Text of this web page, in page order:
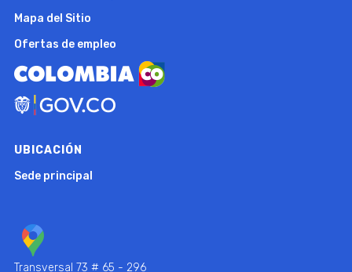
Mapa del Sitio
Ofertas de empleo
UBICACIÓN
Sede principal
Transversal 73 # 65 - 296